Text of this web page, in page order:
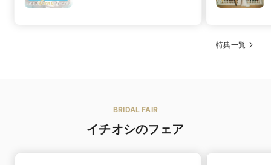
特典一覧
BRIDAL FAIR
イチオシのフェア